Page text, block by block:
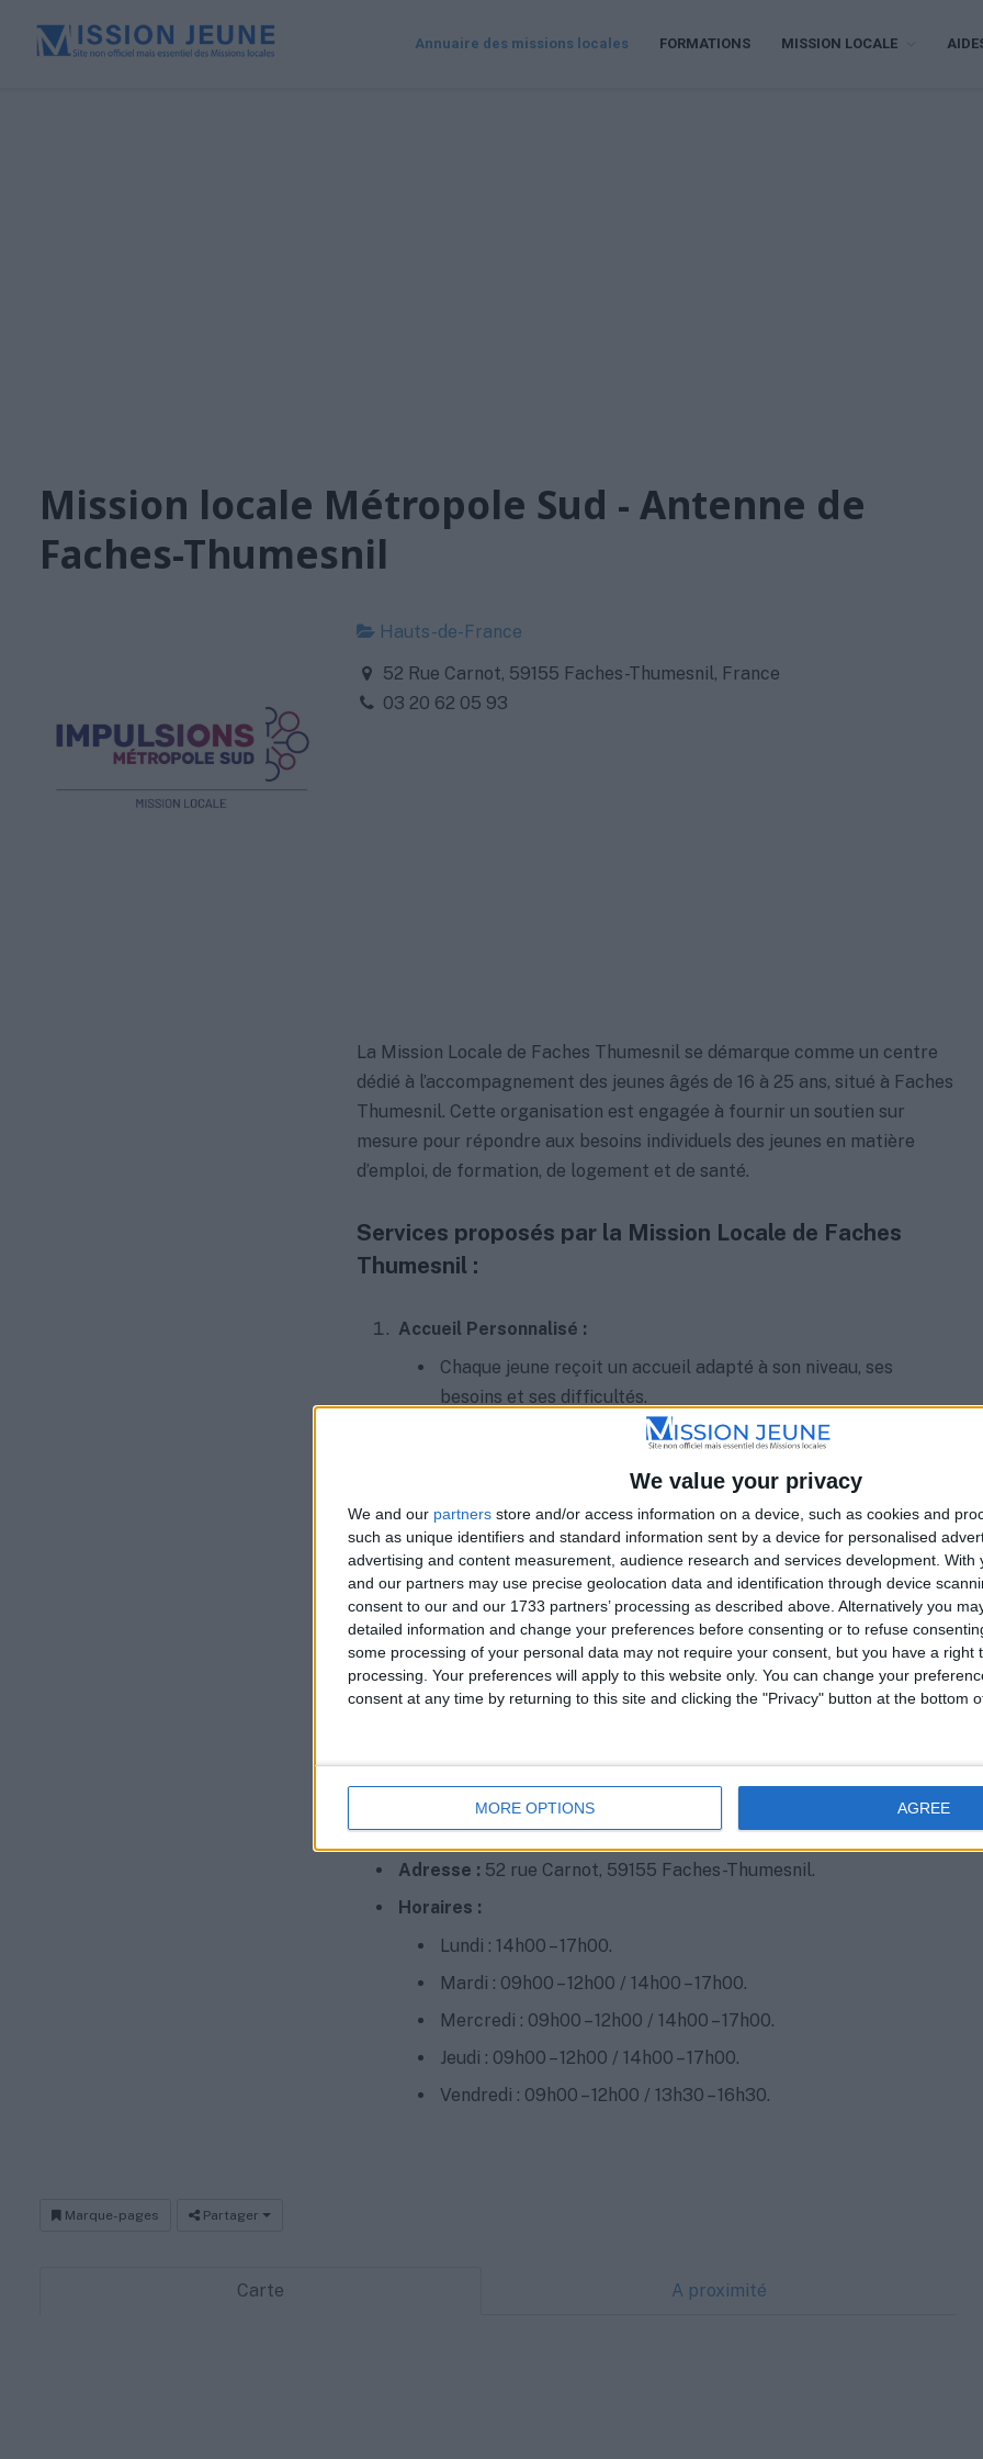
We value your privacy
We and our partners store and/or access information on a device, such as cookies and
such as unique identifiers and standard information sent by a device for personalised
advertising and content measurement, audience research and services development. With
and our partners may use precise geolocation data and identification through device
consent to our and our 1733 partners’ processing as described above. Alternatively you
detailed information and change your preferences before consenting or to refuse
some processing of your personal data may not require your consent, but you have a right
processing. Your preferences will apply to this website only. You can change your
consent at any time by returning to this site and clicking the "Privacy" button at the bottom
MORE OPTIONS AGREE
Annuaire des missions locales FORMATIONS MISSION LOCALE
Mission locale Métropole Sud - Antenne de
Faches-Thumesnil
Hauts-de-France
52 Rue Carnot, 59155 Faches-Thumesnil, France
03 20 62 05 93
La Mission Locale de Faches Thumesnil se démarque comme un centre
dédié à l’accompagnement des jeunes âgés de 16 à 25 ans, situé à Faches
Thumesnil. Cette organisation est engagée à fournir un soutien sur
mesure pour répondre aux besoins individuels des jeunes en matière
d’emploi, de formation, de logement et de santé.
Services proposés par la Mission Locale de Faches
Thumesnil :
Accueil Personnalisé :
Chaque jeune reçoit un accueil adapté à son niveau, ses
besoins et ses difficultés.
Orientation et conseils personnalisés pour définir et atteindre
Assistance dans l’établissement et l’accomplissement de
projets de formation.
Aide pour accéder à l’emploi et s’y maintenir.
Approche globale :
La Mission Locale aborde une variété de sujets importants, y
compris la santé et le logement, pour garantir une prise en
Coordonnées et horaires d’ouverture :
Adresse : 52 rue Carnot, 59155 Faches-Thumesnil.
Horaires :
Lundi : 14h00 – 17h00.
Mardi : 09h00 – 12h00 / 14h00 – 17h00.
Mercredi : 09h00 – 12h00 / 14h00 – 17h00.
Jeudi : 09h00 – 12h00 / 14h00 – 17h00.
Vendredi : 09h00 – 12h00 / 13h30 – 16h30.
Marque-pages Partager
Carte A proximité